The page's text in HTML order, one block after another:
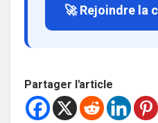
🚀 Rejoindre la
Partager l'article